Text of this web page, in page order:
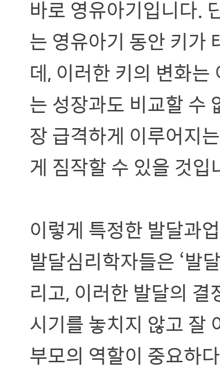
바로 영유아기입니다.
는 영유아기 동안 키가
데, 이러한 키의 변화
는 성장과도 비교할 수
장 급격하게 이루어지
게 짐작할 수 있을 것입
이렇게 특정한 발달과
발달심리학자들은 ‘발
리고, 이러한 발달의
시기를 놓치지 않고 잘
부모의 역할이 중요하